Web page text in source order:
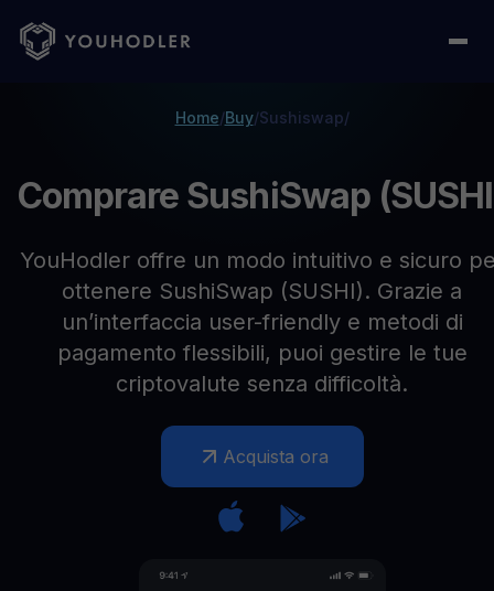
Home/Buy/Sushiswap/
Comprare SushiSwap
YouHodler offre un modo intuitivo e sicuro
ottenere SushiSwap (SUSHI). Grazie a
un’interfaccia user-friendly e metodi di
pagamento flessibili, puoi gestire le tue
criptovalute senza difficoltà.
Acquista ora